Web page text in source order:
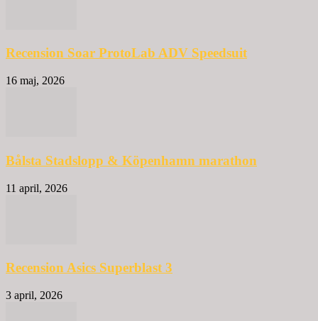
Recension Soar ProtoLab ADV Speedsuit
16 maj, 2026
Bålsta Stadslopp & Köpenhamn marathon
11 april, 2026
Recension Asics Superblast 3
3 april, 2026